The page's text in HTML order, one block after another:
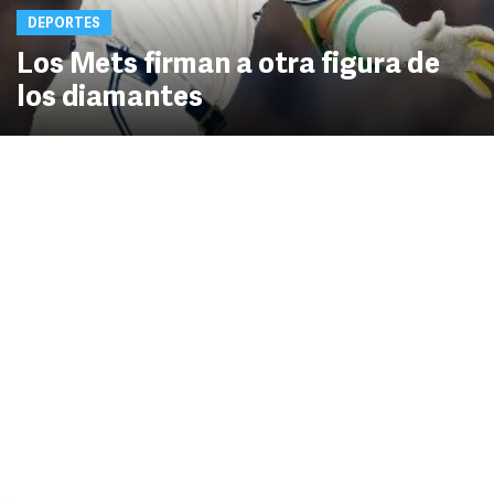
DEPORTES
Los Mets firman a otra figura de
los diamantes